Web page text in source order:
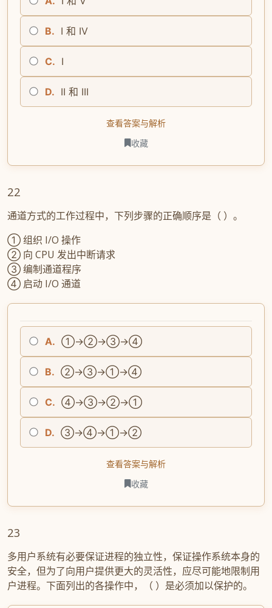
B. I 和 IV
C. I
D. II 和 III
查看答案与解析
收藏
22
通道方式的工作过程中，下列步骤的正确顺序是（ ）。
① 组织 I/O 操作
② 向 CPU 发出中断请求
③ 编制通道程序
④ 启动 I/O 通道
A. ①→②→③→④
B. ②→③→①→④
C. ④→③→②→①
D. ③→④→①→②
查看答案与解析
收藏
23
多用户系统有必要保证进程的独立性，保证操作系统本身的
安全，但为了向用户提供更大的灵活性，应尽可能地限制用
户进程。下面列出的各操作中，（ ）是必须加以保护的。